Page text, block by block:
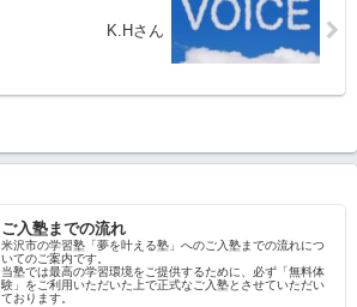
K.Hさん
ご入塾までの流れ
米沢市の学習塾「夢を叶える塾」へのご入塾までの流れにつ
いてのご案内です。
当塾では最高の学習環境をご提供するために、必ず「無料体
験」をご利用いただいた上で正式なご入塾とさせていただい
ております。